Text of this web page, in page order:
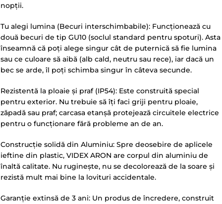
nopții.
Tu alegi lumina (Becuri interschimbabile): Funcționează cu
două becuri de tip GU10 (soclul standard pentru spoturi). Asta
înseamnă că poți alege singur cât de puternică să fie lumina
sau ce culoare să aibă (alb cald, neutru sau rece), iar dacă un
bec se arde, îl poți schimba singur în câteva secunde.
Rezistentă la ploaie și praf (IP54): Este construită special
pentru exterior. Nu trebuie să îți faci griji pentru ploaie,
zăpadă sau praf; carcasa etanșă protejează circuitele electrice
pentru o funcționare fără probleme an de an.
Construcție solidă din Aluminiu: Spre deosebire de aplicele
ieftine din plastic, VIDEX ARON are corpul din aluminiu de
înaltă calitate. Nu ruginește, nu se decolorează de la soare și
rezistă mult mai bine la lovituri accidentale.
Garanție extinsă de 3 ani: Un produs de încredere, construit